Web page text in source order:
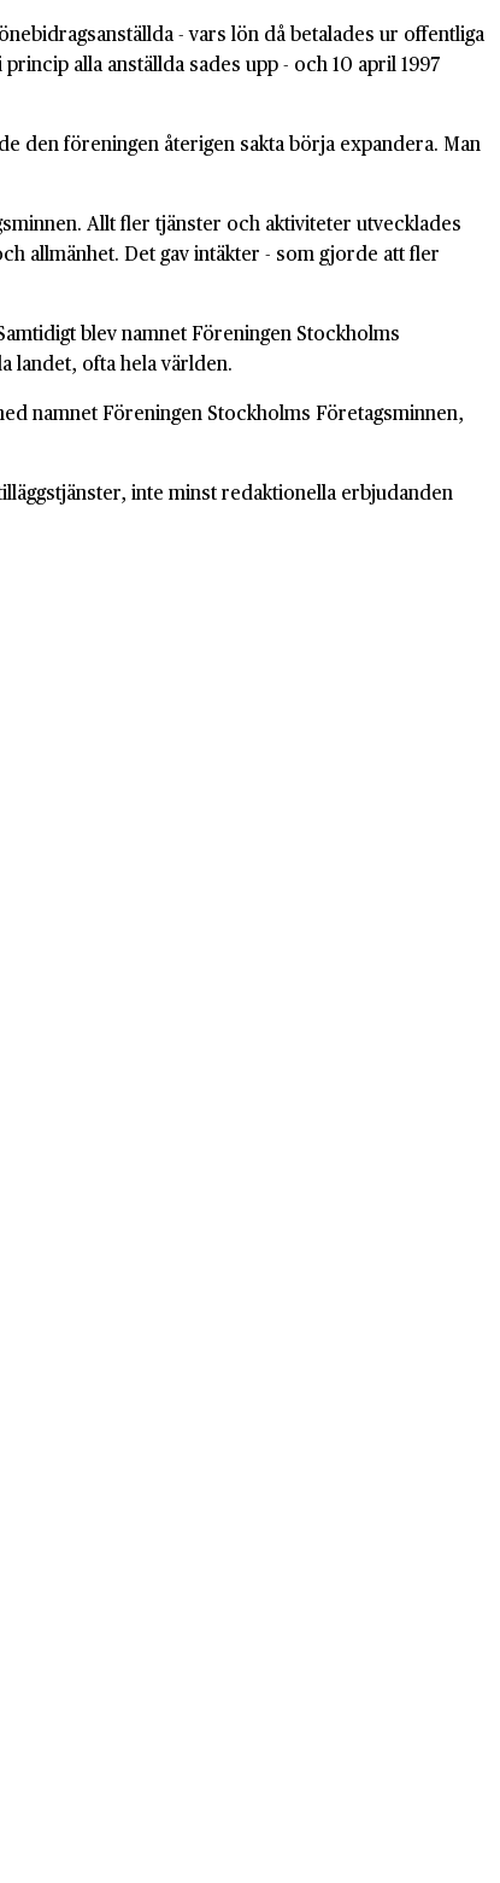
- vars lön då betalades ur offentliga
alla anställda sades upp - och 10 april 1997
den föreningen återigen sakta börja expandera. Man
Allt fler tjänster och aktiviteter utvecklades
allmänhet. Det gav intäkter - som gjorde att fler
blev namnet Föreningen Stockholms
landet, ofta hela världen.
namnet Föreningen Stockholms Företagsminnen,
inte minst redaktionella erbjudanden